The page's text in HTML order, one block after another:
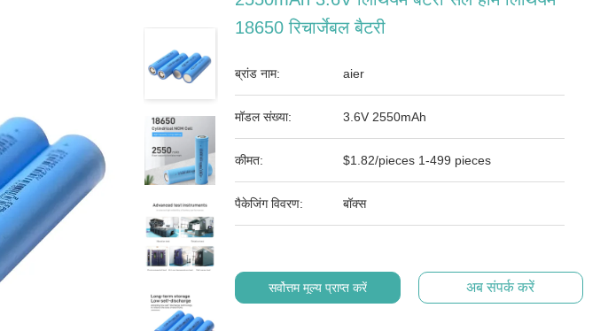
18650 रिचार्जेबल बैटरी
ब्रांड नाम: aier
मॉडल संख्या: 3.6V 2550mAh
कीमत: $1.82/pieces 1-499 pieces
पैकेजिंग विवरण: बॉक्स
सर्वोत्तम मूल्य प्राप्त करें अब संपर्क करें